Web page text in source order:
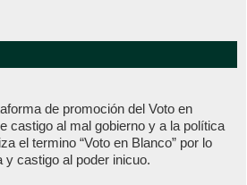
de promoción del Voto en
castigo al mal gobierno y a la política
el termino “Voto en Blanco” por lo
y castigo al poder inicuo.